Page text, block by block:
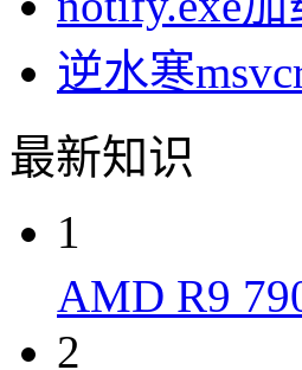
逆水寒
最新知识
1
AMD R9
2